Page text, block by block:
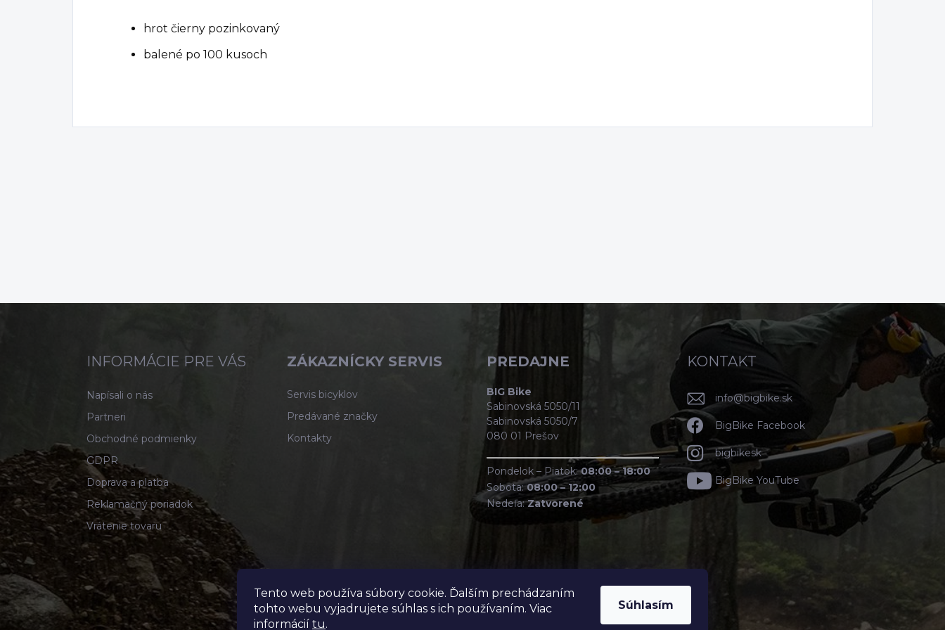
Tento web používa súbory cookie. Ďalším prechádzaním
tohto webu vyjadrujete súhlas s ich používaním. Viac
informácií tu.
Súhlasím
hrot čierny pozinkovaný
balené po 100 kusoch
INFORMÁCIE PRE VÁS
Napísali o nás
Partneri
Obchodné podmienky
GDPR
Doprava a platba
Reklamačný poriadok
Vrátenie tovaru
ZÁKAZNÍCKY SERVIS
Servis bicyklov
Predávané značky
Kontakty
PREDAJNE
BIG Bike
Sabinovská 5050/11
Sabinovská 5050/7
080 01 Prešov
Pondelok – Piatok:08:00 – 18:00
Sobota:08:00 – 12:00
Nedeľa:Zatvorené
KONTAKT
info@bigbike.sk
BigBike Facebook
bigbikesk
BigBike YouTube